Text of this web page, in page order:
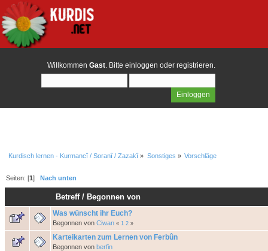
Willkommen Gast. Bitte einloggen oder registrieren.
Kurdisch lernen - Kurmancî / Soranî / Zazakî » Sonstiges » Vorschläge
Seiten: [1]Nach unten
Betreff/Begonnen von
Was wünscht ihr Euch?
Begonnen von Ciwan « 1 2 »
Karteikarten zum Lernen von Ferbûn
Begonnen von berfin